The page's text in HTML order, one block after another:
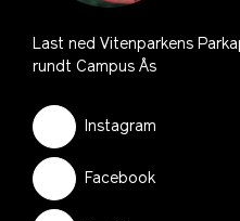
Last ned Vitenparkens
rundt Campus Ås
Instagram
Facebook